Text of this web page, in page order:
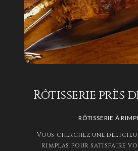
Rôtisserie près
RÔTISSERIE À
Vous cherchez une
Rimplas pour satisfaire